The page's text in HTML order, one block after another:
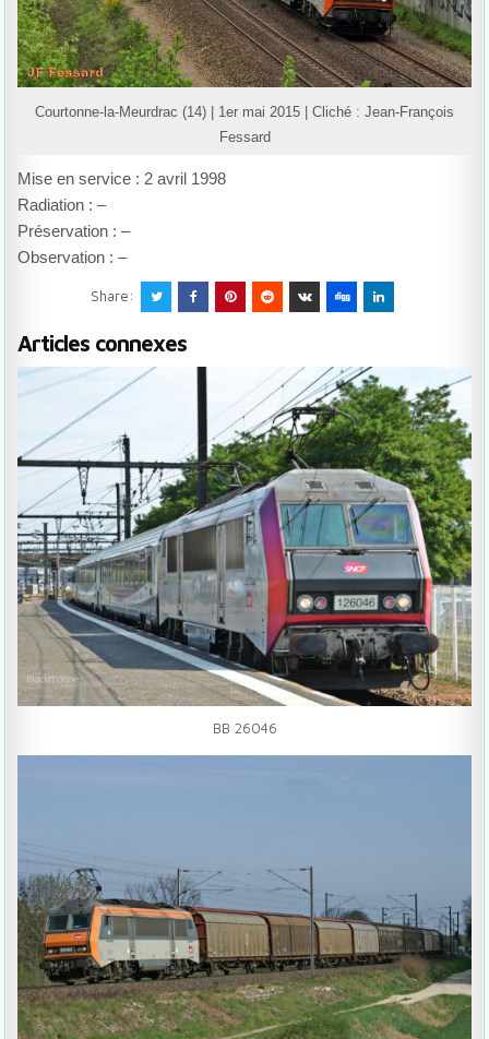
Courtonne-la-Meurdrac (14) | 1er mai 2015 | Cliché : Jean-François
Fessard
Mise en service : 2 avril 1998
Radiation : –
Préservation : –
Observation : –
Share:
Articles connexes
BB 26046